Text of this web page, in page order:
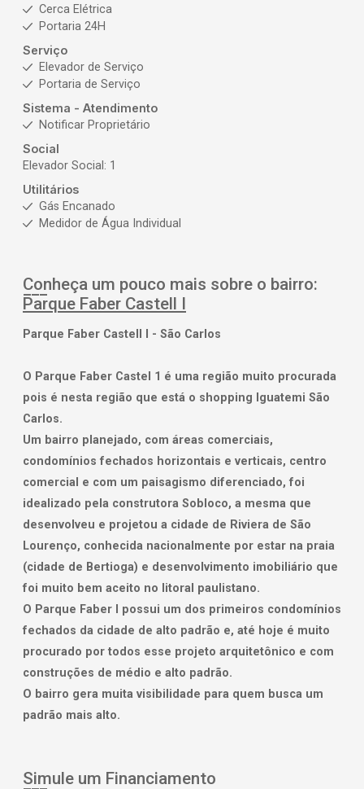
Cerca Elétrica
Portaria 24H
Serviço
Elevador de Serviço
Portaria de Serviço
Sistema - Atendimento
Notificar Proprietário
Social
Elevador Social: 1
Utilitários
Gás Encanado
Medidor de Água Individual
Conheça um pouco mais sobre o bairro:
Parque Faber Castell I
Parque Faber Castell I - São Carlos
O Parque Faber Castel 1 é uma região muito procurada
pois é nesta região que está o shopping Iguatemi São
Carlos.
Um bairro planejado, com áreas comerciais,
condomínios fechados horizontais e verticais, centro
comercial e com um paisagismo diferenciado, foi
idealizado pela construtora Sobloco, a mesma que
desenvolveu e projetou a cidade de Riviera de São
Lourenço, conhecida nacionalmente por estar na praia
(cidade de Bertioga) e desenvolvimento imobiliário que
foi muito bem aceito no litoral paulistano.
O Parque Faber I possui um dos primeiros condomínios
fechados da cidade de alto padrão e, até hoje é muito
procurado por todos esse projeto arquitetônico e com
construções de médio e alto padrão.
O bairro gera muita visibilidade para quem busca um
padrão mais alto.
Simule um Financiamento